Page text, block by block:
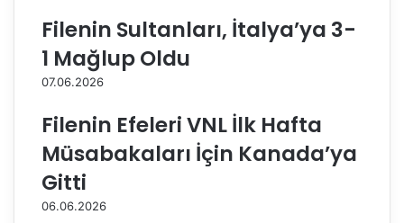
l
k
a
n
u
a
s
M
Y
e
Filenin Sultanları, İtalya’ya 3-
1 Mağlup Oldu
07.06.2026
Filenin Efeleri VNL İlk Hafta
Müsabakaları İçin Kanada’ya
Gitti
06.06.2026